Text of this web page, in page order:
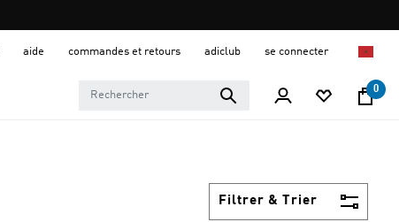
aide commandes et retours adiclub se connecter
0
Filtrer & Trier